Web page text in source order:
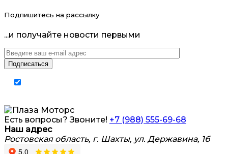
Подпишитесь на рассылку
...и получайте новости первыми
Есть вопросы? Звоните! +7 (988) 555-69-68
Наш адрес
Ростовская область, г. Шахты, ул. Державина, 1б